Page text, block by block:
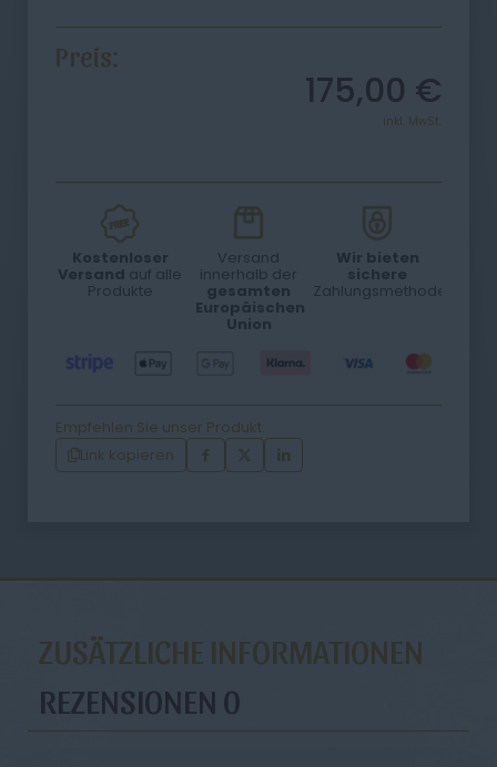
Preis:
175,00 €
inkl. MwSt.
Kostenloser
Versand auf alle
Produkte
Versand
innerhalb der
gesamten
Europäischen
Union
Wir bieten
sichere
Zahlungsmethoden
Empfehlen Sie unser Produkt:
Link kopieren
ZUSÄTZLICHE INFORMATIONEN
REZENSIONEN 0